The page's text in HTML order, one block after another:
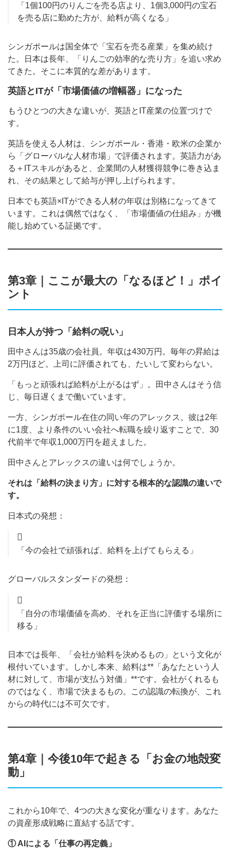
「1個100円のりんごを売る店より、1個3,000円の宝石
を売る店に勤めた方が、給料が高くなる」
シンガポールは国全体で「宝石を売る産業」を集め続け
た。日本は長年、「りんごの効率的な売り方」を追い求め
てきた。そこに本質的な差があります。
英語とITが「市場価値の増幅器」になった
もうひとつの大きな違いが、英語とIT産業の位置づけで
す。
英語を使える人材は、シンガポール・香港・欧米の企業か
ら「グローバルな人材市場」で評価されます。英語力があ
る＋ITスキルがあると、企業間の人材獲得競争に巻き込ま
れ、その結果として給与が押し上げられます。
日本でも英語×ITができる人材の年収は別格になってきて
います。これは偶然ではなく、「市場価値の仕組み」が機
能し始めている証拠です。
第3章｜ここが最大の「なるほど！」ポイ
ント
日本人が持つ「給料の呪い」
田中さんは35歳の会社員。年収は430万円。毎年の昇給は
2万円ほど。上司に評価されても、たいして変わらない。
「もっと頑張れば給料が上がるはず」。田中さんはそう信
じ、毎日遅くまで働いています。
一方、シンガポール在住の同い年のアレックス。彼は2年
に1度、より条件のいい会社へ転職を繰り返すことで、30
代前半で年収1,000万円を超えました。
田中さんとアレックスの違いは何でしょうか。
それは「給料の決まり方」に対する根本的な認識の違いで
す。
日本式の発想：
「今の会社で頑張れば、給料を上げてもらえる」
グローバルスタンダードの発想：
「自分の市場価値を高め、それを正当に評価する場所に
移る」
日本では長年、「会社が給料を決めるもの」という文化が
根付いています。しかし本来、給料は**「あなたという人
材に対して、市場が支払う対価」**です。会社がくれるも
のではなく、市場で決まるもの。この認識の転換が、これ
からの時代には不可欠です。
第4章｜今後10年で起きる「お金の地殻変
動」
これから10年で、4つの大きな変化が重なります。あなた
の資産形成戦略に直結する話です。
① AIによる「仕事の再定義」